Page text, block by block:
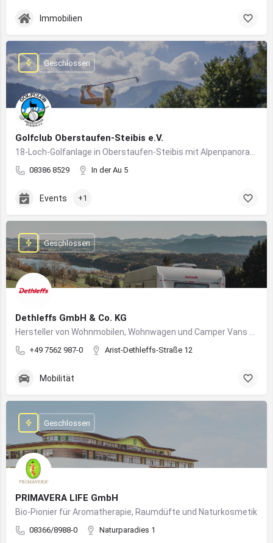
Immobilien
Golfclub Oberstaufen-Steibis e.V.
08386 8529 In der Au 5
Geschlossen
Events +1
Dethleffs GmbH & Co. KG
+49 7562 987-0 Arist-Dethleffs-Straße 12
Geschlossen
Mobilität
PRIMAVERA LIFE GmbH
Bio-Pionier für Aromatherapie, Raumdüfte und Naturkosmetik
08366/8988-0 Naturparadies 1
Geschlossen